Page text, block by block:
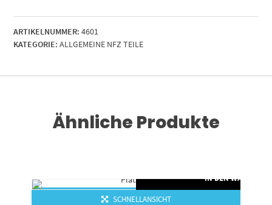
304.50mm.LC
1500
daN
ARTIKELNUMMER: 4601
KATEGORIE: ALLGEMEINE NFZ TEILE
Ähnliche Produkte
IN DEN
SCHNELLANSICHT